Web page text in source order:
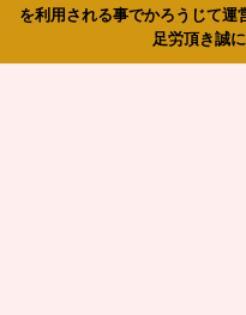
を利用される事でかろうじて運
足労頂き誠